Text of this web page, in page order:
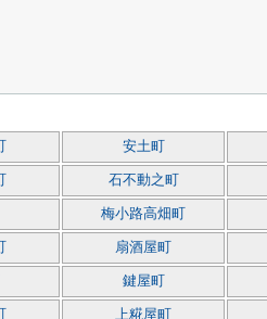
安土町
石不動之町
梅小路高畑町
扇酒屋町
鍵屋町
上糀屋町